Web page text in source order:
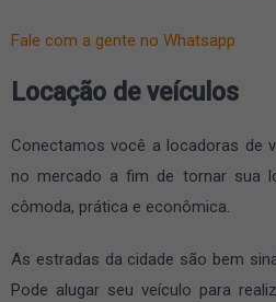
Fale com a gente no Whatsapp
Locação de veículos
Conectamos você a locadoras de
no mercado a fim de tornar sua
cômoda, prática e econômica.
As estradas da cidade são bem
Pode alugar seu veículo para